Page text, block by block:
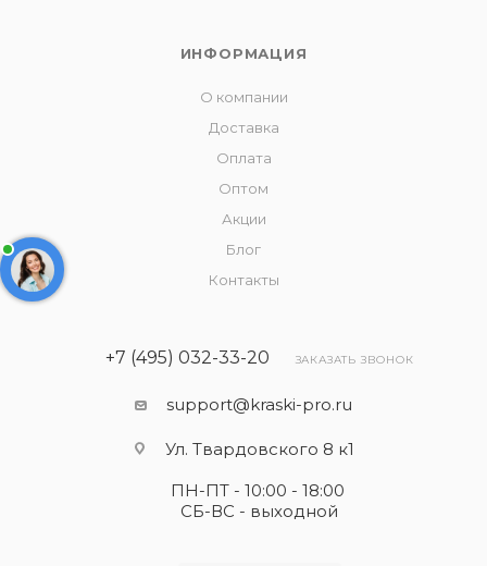
ИНФОРМАЦИЯ
О компании
Доставка
Оплата
Оптом
Акции
Блог
Контакты
+7 (495) 032-33-20 ЗАКАЗАТЬ ЗВОНОК
support@kraski-pro.ru
Ул. Твардовского 8 к1
ПН-ПТ - 10:00 - 18:00
СБ-ВС - выходной